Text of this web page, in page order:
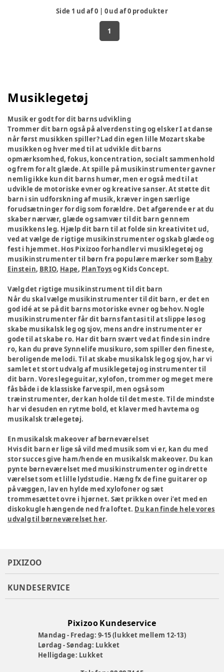
Side 1 ud af0 | 0ud af0 produkter
1
Musiklegetøj
Musik er godt for dit barns udvikling
Trommer dit barn også på alverdens ting og elsker I at danse
når først musikken spiller? Lad din egen lille Mozart skabe
musikken og hver med til at udvikle dit barns
opmærksomhed, fokus, koncentration, socialt sammenhold
og frem for alt glæde. At spille på musikinstrumenter gavner
nemlig ikke kun dit barns humør, men er også med til at
udvikle de motoriske evner og kreative sanser. At støtte dit
barn i sin udforskning af musik, kræver ingen særlige
forudsætninger for dig som forældre. Det afgørende er at du
skaber nærvær, glæde og samvær til dit barn gennem
musikkens leg. Hjælp dit barn til at folde sin kreativitet ud,
ved at vælge de rigtige musikinstrumenter og skab glæde og
fest i hjemmet. Hos Pixizoo forhandler vi musiklegetøj og
musikinstrumenter til børn fra populære mærker som Baby
Einstein, BRIO, Hape, PlanToysog Kids Concept.
Vælg det rigtige musikinstrument til dit barn
Når du skal vælge musikinstrumenter til dit barn, er det en
god idé at se på dit barns motoriske evner og behov. Nogle
musikinstrumenter får dit barns fantasi til at slippe løs og
skabe musikalsk leg og sjov, mens andre instrumenter er
gode til at skabe ro. Har dit barn svært ved at finde sin indre
ro, kan du prøve Synnelife musikuro, som spiller den fineste,
beroligende melodi. Til at skabe musikalsk leg og sjov, har vi
samlet et stort udvalg af musiklegetøj og instrumenter til
dit barn. Vores legeguitar, xylofon, trommer og meget mere
fås både i de klassiske farvespil, men også som
træinstrumenter, der kan holde til det meste. Til de mindste
har vi desuden en rytme bold, et klaver med havtema og
musikalsk trælegetøj.
En musikalsk makeover af børneværelset
Hvis dit barn er lige så vild med musik som vi er, kan du med
stor succes give ham/hende en musikalsk makeover. Du kan
pynte børneværelset med musikinstrumenter og indrette
værelset som et lille lydstudie. Hæng fx de fine guitarer op
på væggen, lav en hylde med xylofoner og sæt
trommesættet ovre i hjørnet. Sæt prikken over i’et med en
diskokugle hængende ned fra loftet. Du kan finde hele vores
udvalg til børneværelset her.
PIXIZOO
KUNDESERVICE
Pixizoo Kundeservice
Mandag - Fredag: 9-15 (lukket mellem 12-13)
Lørdag - Søndag: Lukket
Helligdage: Lukket